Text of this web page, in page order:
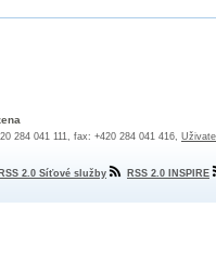
284 041 111, fax: +420 284 041 416,
RSS 2.0 Síťové služby RSS 2.0 INSPIRE